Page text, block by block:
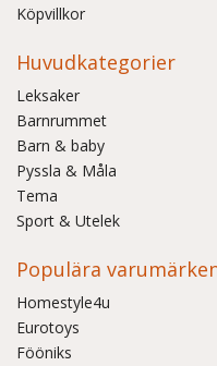
Köpvillkor
Huvudkategorier
Leksaker
Barnrummet
Barn & baby
Pyssla & Måla
Tema
Sport & Utelek
Populära
Homestyle4u
Eurotoys
Fööniks